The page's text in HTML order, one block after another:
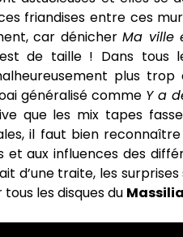
friandises entre ces
car dénicherMa ville
de taille ! Dans tous
plus
généralisé comme Y a
que les mix tapes
il faut bien
et aux influences des
d’une traite, les
les disques du Massilia